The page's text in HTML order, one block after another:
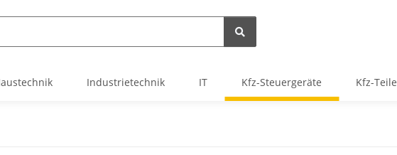
Industrietechnik IT Kfz-Steuergeräte Kfz-Teile